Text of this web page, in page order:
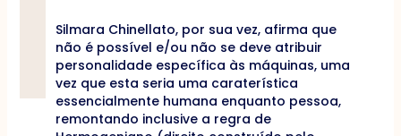
Silmara Chinellato, por sua vez, afirma que
não é possível e/ou não se deve atribuir
personalidade específica às máquinas, uma
vez que esta seria uma caraterística
essencialmente humana enquanto pessoa,
remontando inclusive a regra de